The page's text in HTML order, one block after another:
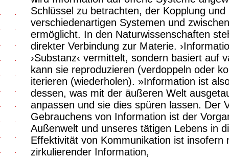
Schlüssel zu betrachten, der Kopplung
verschiedenartigen Systemen und
ermöglicht. In den Naturwissenschaften
direkter Verbindung zur Materie.
›Substanz‹ vermittelt, sondern basiert auf
kann sie reproduzieren (verdoppeln oder
iterieren (wiederholen). »Information ist
dessen, was mit der äußeren Welt
anpassen und sie dies spüren lassen. Der
Gebrauchens von Information ist der
Außenwelt und unseres tätigen Lebens in
Effektivität von Kommunikation ist insofern
zirkulierender Information,